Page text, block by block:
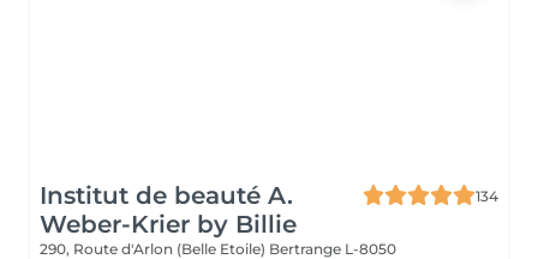
Institut de beauté A.
Weber-Krier by Billie
134
290, Route d'Arlon (Belle Etoile) Bertrange L-8050